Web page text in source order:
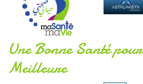
Une Bonne Santé
Meilleure